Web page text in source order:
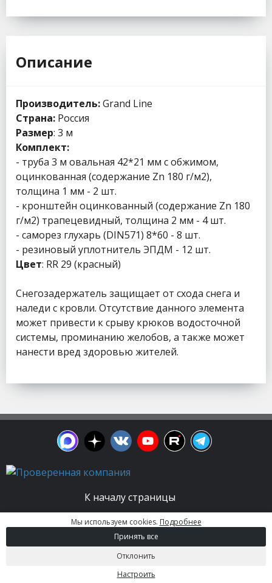
Описание
Производитель:Grand Line
Страна: Россия
Размер: 3 м
Комплект:
- труба 3 м овальная 42*21 мм с обжимом,
оцинкованная (содержание Zn 180 г/м2),
толщина 1 мм - 2 шт.
- кронштейн оцинкованный (содержание Zn 180
г/м2) трапецевидный, толщина 2 мм - 4 шт.
- саморез глухарь (DIN571) 8*60 - 8 шт.
- резиновый уплотнитель ЭПДМ - 12 шт.
Цвет: RR 29 (красный)
Снегозадержатель защищает от схода снега и
наледи с кровли. Отсутствие данного элемента
может привести к срыву крюков водосточной
системы, проминанию желобов, а также может
нанести вред здоровью жителей.
К началу страницы
© 2003 - 2026. Апельсин group | Группа
строительных компаний Все права защищены.
Вся информация на этом сайте носит
информационный характер и не является
публичной офертой, определяемой положениями
Мы используем cookies. Подробнее
Принять все
Отклонить
Настроить